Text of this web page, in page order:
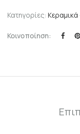
Κατηγορίες:
Κοινοποίηση: